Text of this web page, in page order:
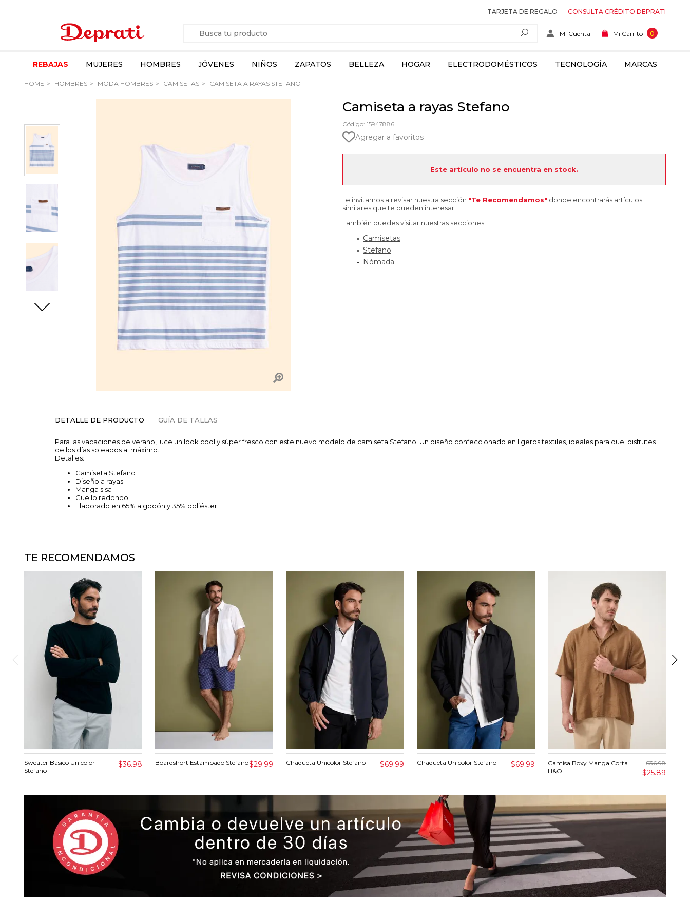
TARJETA DE REGALO CONSULTA CRÉDITO DEPRATI
Mi Cuenta Mi Carrito 0
REBAJAS MUJERES HOMBRES JÓVENES NIÑOS ZAPATOS BELLEZA HOGAR ELECTRODOMÉSTICOS TECNOLOGÍA MARCAS
HOME HOMBRES MODA HOMBRES CAMISETAS CAMISETA A RAYAS STEFANO
Camiseta a rayas Stefano
Código: 15947886
Agregar a favoritos
Este artículo no se encuentra en stock.
Te invitamos a revisar nuestra sección "Te Recomendamos" donde encontrarás artículos
similares que te pueden interesar.
También puedes visitar nuestras secciones:
Camisetas
Stefano
Nómada
DETALLE DE PRODUCTO GUÍA DE TALLAS
Para las vacaciones de verano, luce un look cool y súper fresco con este nuevo modelo de camiseta Stefano. Un diseño confeccionado en ligeros textiles, ideales para que disfrutes
de los días soleados al máximo.
Detalles:
Camiseta Stefano
Diseño a rayas
Manga sisa
Cuello redondo
Elaborado en 65% algodón y 35% poliéster
TE RECOMENDAMOS
Sweater Básico Unicolor
Stefano
$36.98 Boardshort Estampado Stefano$29.99 Chaqueta Unicolor Stefano $69.99 Chaqueta Unicolor Stefano $69.99
Camisa Boxy Manga Corta
H&O
$36.98
$25.89